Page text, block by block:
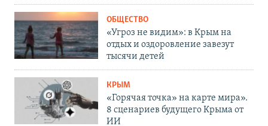
ОБЩЕСТВО
«Угроз не видим»: в Крым на
отдых и оздоровление завезут
тысячи детей
КРЫМ
«Горячая точка» на карте мира».
8 сценариев будущего Крыма от
ИИ